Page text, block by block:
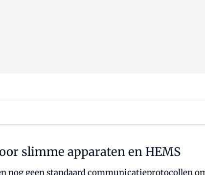
slimme apparaten en HEMS
geen standaard communicatieprotocollen